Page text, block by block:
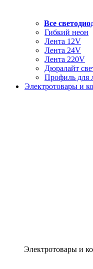
Все
Гибкий неон
Лента 12V
Лента 24V
Лента 220V
Дюралайт
Профиль для
Электротовары и
Электротовары и